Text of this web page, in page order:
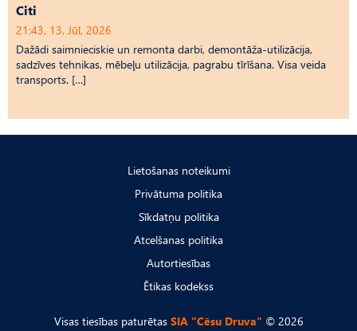
Citi
21:43, 13. Jūl, 2026
Dažādi saimnieciskie un remonta darbi, demontāža-utilizācija,
sadzīves tehnikas, mēbeļu utilizācija, pagrabu tīrīšana. Visa veida
transports. […]
Lietošanas noteikumi
Privātuma politika
Sīkdatņu politika
Atcelšanas politika
Autortiesības
Ētikas kodekss
Visas tiesības paturētas SIA "Cēsu Druva" © 2026